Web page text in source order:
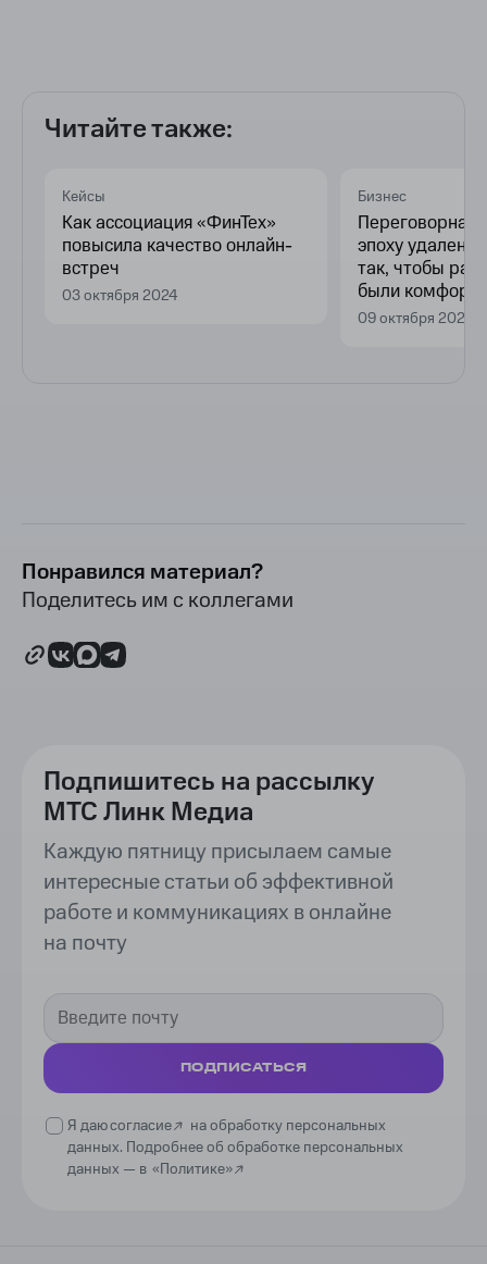
Читайте также:
Кейсы
Как ассоциация «ФинТех»
повысила качество онлайн-
встреч
03 октября 2024
Бизнес
Переговорная
эпоху
так, чтобы
были
09 октября 2024
Понравился материал?
Поделитесь им с коллегами
Подпишитесь на рассылку
МТС Линк Медиа
Каждую пятницу присылаем самые
интересные статьи об эффективной
работе и коммуникациях в онлайне
на почту
ПОДПИСАТЬСЯ
Я даюсогласие
на обработку персональных
данных. Подробнее об обработке персональных
данных — в «Политике»